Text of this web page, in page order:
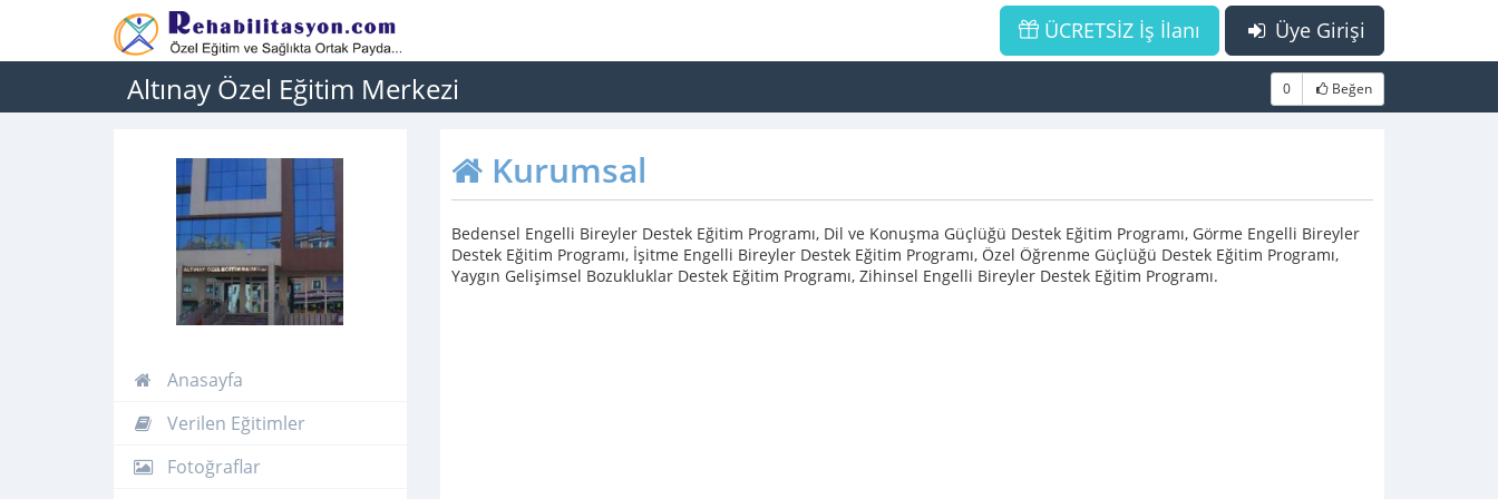
Üye Girişi
ÜCRETSİZ İş İlanı
Altınay Özel Eğitim Merkezi 0 Beğen
Anasayfa
Verilen Eğitimler
Fotoğraflar
Kurumsal
Bedensel Engelli Bireyler Destek Eğitim Programı, Dil ve Konuşma Güçlüğü Destek Eğitim Programı, Görme Engelli Bireyler
Destek Eğitim Programı, İşitme Engelli Bireyler Destek Eğitim Programı, Özel Öğrenme Güçlüğü Destek Eğitim Programı,
Yaygın Gelişimsel Bozukluklar Destek Eğitim Programı, Zihinsel Engelli Bireyler Destek Eğitim Programı.